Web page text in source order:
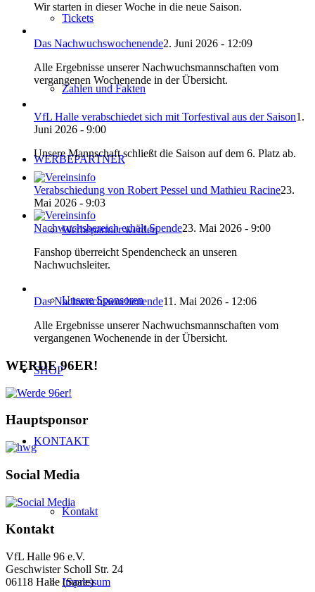
Tickets
Zahlen und Fakten
WERBEPARTNER
Werbepartner werden
Unsere Sponsoren
SHOP
KONTAKT
Kontakt
Impressum
Wir starten in dieser Woche in die neue Saison.
Das Nachwuchswochenende2. Juni 2026 - 12:09
Alle Ergebnisse unserer Nachwuchsmannschaften vom
vergangenen Wochenende in der Übersicht.
VfL Halle verabschiedet sich mit Torfestival aus der Saison1.
Juni 2026 - 9:00
Unsere Mannschaft schließt die Saison auf dem 6. Platz ab.
Verabschiedung von Robert Pessel und Mathieu Racine23.
Mai 2026 - 9:03
Nachwuchsbereich erhält Spende23. Mai 2026 - 9:00
Fanshop überreicht Spendencheck an unseren
Nachwuchsleiter.
Das Nachwuchswochenende11. Mai 2026 - 12:06
Alle Ergebnisse unserer Nachwuchsmannschaften vom
vergangenen Wochenende in der Übersicht.
WERDE 96ER!
Hauptsponsor
Social Media
Kontakt
VfL Halle 96 e.V.
Geschwister Scholl Str. 24
06118 Halle (Saale)